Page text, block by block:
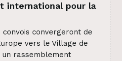
international pour la
convois convergeront de
vers le Village de
un rassemblement